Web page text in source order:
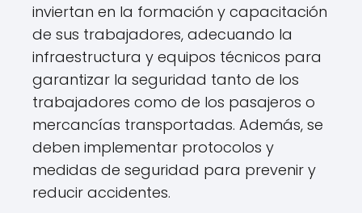
inviertan en la formación y capacitación
de sus trabajadores, adecuando la
infraestructura y equipos técnicos para
garantizar la seguridad tanto de los
trabajadores como de los pasajeros o
mercancías transportadas. Además, se
deben implementar protocolos y
medidas de seguridad para prevenir y
reducir accidentes.